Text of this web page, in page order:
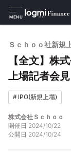
MENU
Ｓｃｈｏｏ社新規
【全文】株
上場記者会
# IPO(新規上場)
株式会社Ｓｃｈｏｏ
開催日 2024/10/22
公開日 2024/10/24